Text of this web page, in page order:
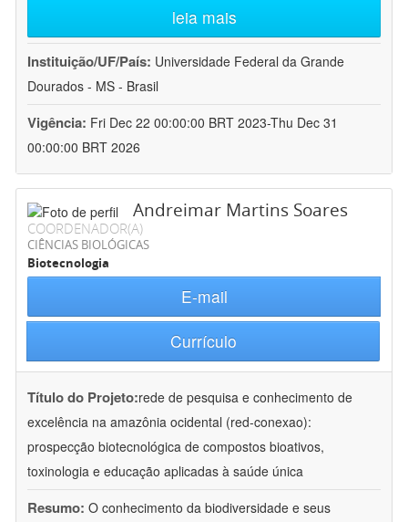
leia mais
Instituição/UF/País: Universidade Federal da Grande
Dourados - MS - Brasil
Vigência: Fri Dec 22 00:00:00 BRT 2023-Thu Dec 31
00:00:00 BRT 2026
Andreimar Martins Soares
COORDENADOR(A)
CIÊNCIAS BIOLÓGICAS
Biotecnologia
E-mail
Currículo
Título do Projeto:rede de pesquisa e conhecimento de
excelência na amazônia ocidental (red-conexao):
prospecção biotecnológica de compostos bioativos,
toxinologia e educação aplicadas à saúde única
Resumo: O conhecimento da biodiversidade e seus